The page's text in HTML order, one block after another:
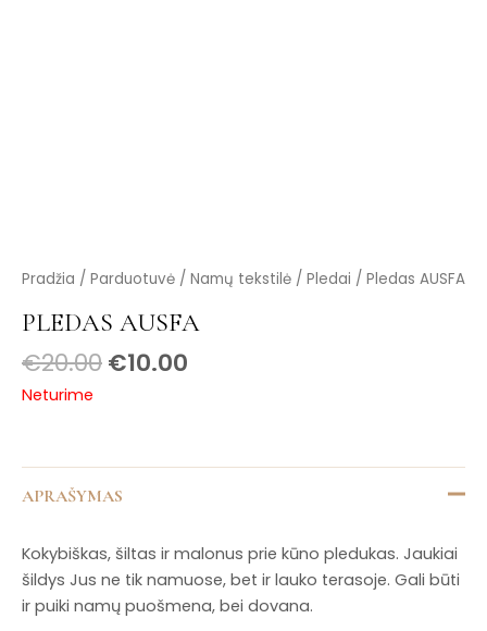
Pradžia / Parduotuvė / Namų tekstilė / Pledai / Pledas AUSFA
PLEDAS AUSFA
€20.00€10.00
Neturime
APRAŠYMAS
Kokybiškas, šiltas ir malonus prie kūno pledukas. Jaukiai
šildys Jus ne tik namuose, bet ir lauko terasoje. Gali būti
ir puiki namų puošmena, bei dovana.